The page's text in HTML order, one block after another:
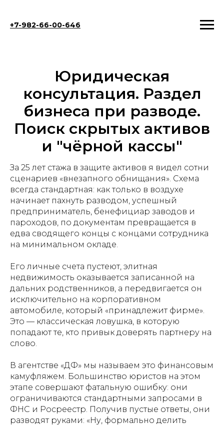
+7-982-66-00-646
Юридическая
консультация. Раздел
бизнеса при разводе.
Поиск скрытых активов
и "чёрной кассы"
За 25 лет стажа в защите активов я видел сотни
сценариев «внезапного обнищания». Схема
всегда стандартная: как только в воздухе
начинает пахнуть разводом, успешный
предприниматель, бенефициар заводов и
пароходов, по документам превращается в
едва сводящего концы с концами сотрудника
на минимальном окладе.
Его личные счета пустеют, элитная
недвижимость оказывается записанной на
дальних родственников, а передвигается он
исключительно на корпоративном
автомобиле, который «принадлежит фирме».
Это — классическая ловушка, в которую
попадают те, кто привык доверять партнеру на
слово.
В агентстве «ДФ» мы называем это финансовым
камуфляжем. Большинство юристов на этом
этапе совершают фатальную ошибку: они
ограничиваются стандартными запросами в
ФНС и Росреестр. Получив пустые ответы, они
разводят руками: «Ну, формально делить